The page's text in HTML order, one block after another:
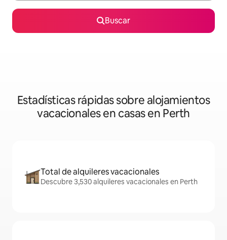
Buscar
Estadísticas rápidas sobre alojamientos
vacacionales en casas en Perth
Total de alquileres vacacionales
Descubre 3,530 alquileres vacacionales en Perth